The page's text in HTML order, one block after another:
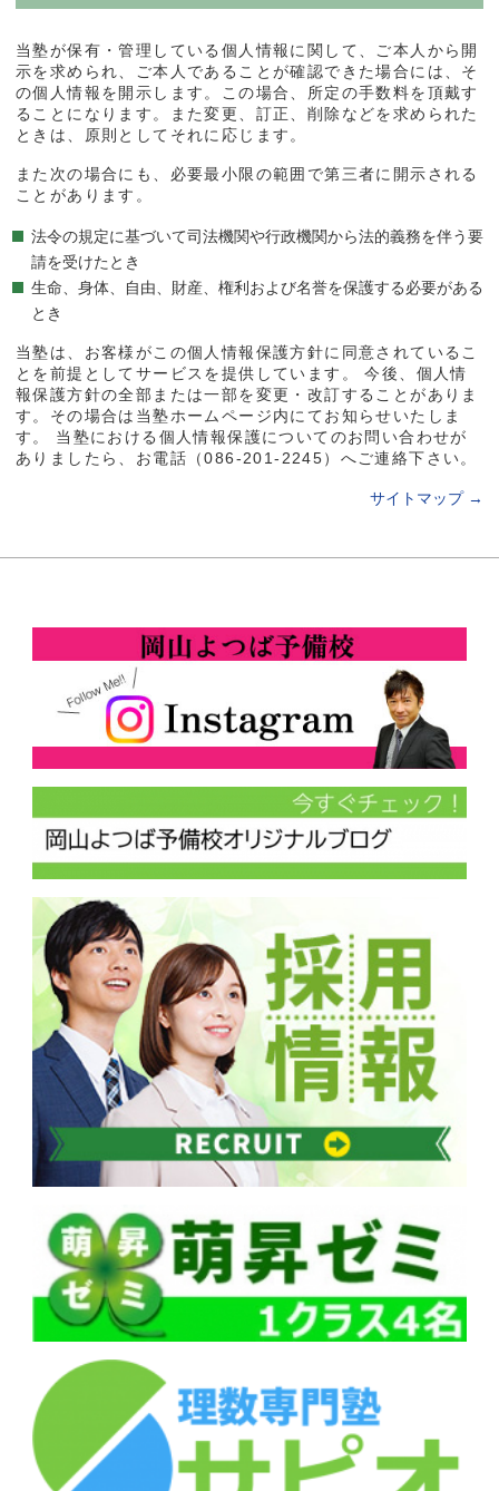
当塾が保有・管理している個人情報に関して、ご本人から開
示を求められ、ご本人であることが確認できた場合には、そ
の個人情報を開示します。この場合、所定の手数料を頂戴す
ることになります。また変更、訂正、削除などを求められた
ときは、原則としてそれに応じます。
また次の場合にも、必要最小限の範囲で第三者に開示される
ことがあります。
法令の規定に基づいて司法機関や行政機関から法的義務を伴う要
請を受けたとき
生命、身体、自由、財産、権利および名誉を保護する必要がある
とき
当塾は、お客様がこの個人情報保護方針に同意されているこ
とを前提としてサービスを提供しています。 今後、個人情
報保護方針の全部または一部を変更・改訂することがありま
す。その場合は当塾ホームページ内にてお知らせいたしま
す。 当塾における個人情報保護についてのお問い合わせが
ありましたら、お電話（086-201-2245）へご連絡下さい。
サイトマップ →